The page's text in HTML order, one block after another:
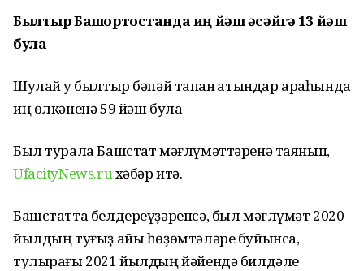
Былтыр Башҡортостанда иң йәш әсәйгә 13 йәш
була
Шулай уҡ былтыр бәпәй тапҡан ҡатындар араһында
иң өлкәненә 59 йәш була
Был турала Башстат мәғлүмәттәренә таянып,
UfacityNews.ruхәбәр итә.
Башстатта белдереүҙәренсә, был мәғлүмәт 2020
йылдың туғыҙ айы һөҙөмтәләре буйынса,
тулырағы 2021 йылдың йәйендә билдәле